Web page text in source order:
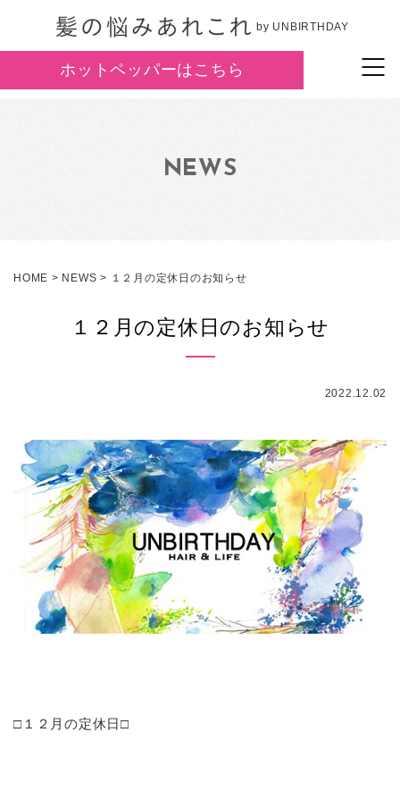
by UNBIRTHDAY
ホットペッパーはこちら
NEWS
HOME > NEWS > １２月の定休日のお知らせ
１２月の定休日のお知らせ
2022.12.02
□１２月の定休日□